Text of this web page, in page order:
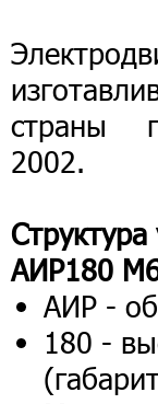
страны
2002.
АИР180
АИР -
180 -